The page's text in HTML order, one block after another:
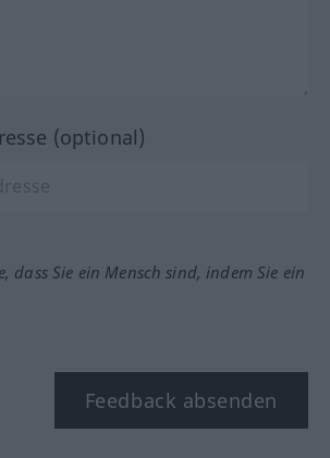
(optional)
dass Sie ein Mensch sind, indem Sie ein
Feedback absenden